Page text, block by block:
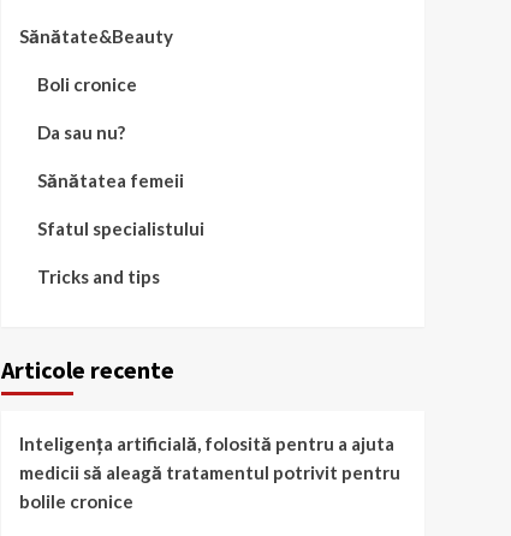
Sănătate&Beauty
Boli cronice
Da sau nu?
Sănătatea femeii
Sfatul specialistului
Tricks and tips
Articole recente
Inteligența artificială, folosită pentru a ajuta
medicii să aleagă tratamentul potrivit pentru
bolile cronice